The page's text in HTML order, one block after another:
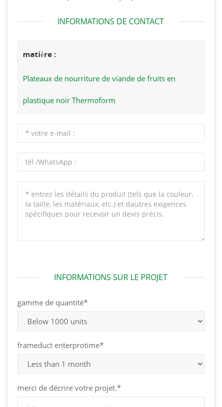
INFORMATIONS DE CONTACT
matière :
Plateaux de nourriture de viande de fruits en
plastique noir Thermoform
INFORMATIONS SUR LE PROJET
gamme de quantité*
frameduct enterprotime*
merci de décrire votre projet.*